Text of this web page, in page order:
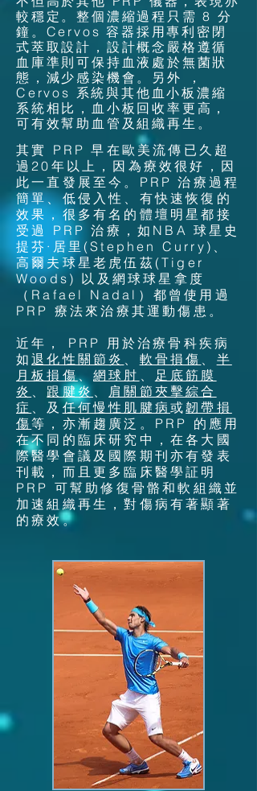
較穩定。整個濃縮過程只需 8 分
鐘。Cervos 容器採用專利密閉
式萃取設計，設計概念嚴格遵循
血庫準則可保持血液處於無菌狀
態，減少感染機會。另外 ，
Cervos 系統與其他血小板濃縮
系統相比，血小板回收率更高，
可有效幫助血管及組織再生。
其實 PRP 早在歐美流傳已久超
過20年以上，因為療效很好，因
此一直發展至今。PRP 治療過程
簡單、低侵入性、有快速恢復的
效果，很多有名的體壇明星都接
受過 PRP 治療，如NBA 球星史
提芬·居里(Stephen Curry)、
高爾夫球星老虎伍茲(Tiger
Woods) 以及網球球星拿度
（Rafael Nadal）都曾使用過
PRP 療法來治療其運動傷患。
近年， PRP 用於治療骨科疾病
如退化性關節炎 、 軟骨損傷 、 半
月板損傷、網球肘 、 足底筋膜
炎 、 跟腱炎 、 肩關節夾擊綜合
症 、及 任何慢性肌腱病或韌帶損
傷等，亦漸趨廣泛。PRP 的應用
在不同的臨床研究中，在各大國
際醫學會議及國際期刊亦有發表
刊載，而且更多臨床醫學証明
PRP 可幫助修復骨骼和軟組織並
加速組織再生 ，對傷病有著顯著
的療效。